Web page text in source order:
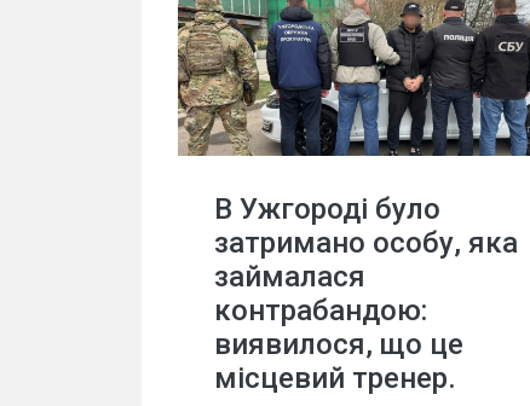
В Ужгороді було
затримано особу, яка
займалася
контрабандою:
виявилося, що це
місцевий тренер.